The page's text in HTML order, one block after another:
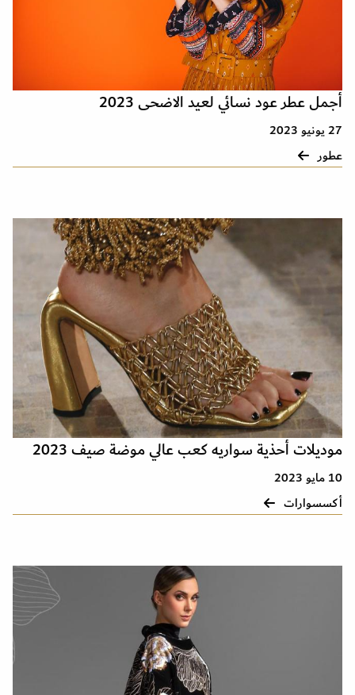
أجمل عطر عود نسائي لعيد الاضحى 2023
27 يونيو 2023
عطور
موديلات أحذية سواريه كعب عالي موضة صيف 2023
10 مايو 2023
أكسسوارات